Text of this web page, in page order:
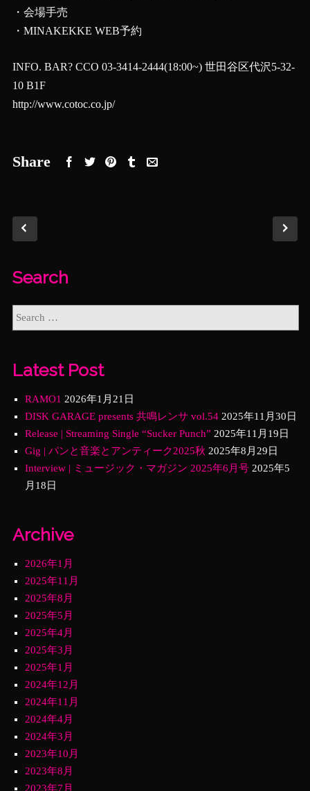
・会場手売
・MINAKEKKE WEB予約
INFO. BAR? CCO 03-3414-2444(18:00~) 世田谷区代沢5-32-
10 B1F
http://www.cotoc.co.jp/
Share
Search
Latest Post
RAMO1 2026年1月21日
DISK GARAGE presents 共鳴レンサ vol.54 2025年11月30日
Release | Streaming Single “Sucker Punch” 2025年11月19日
Gig | パンと音楽とアンティーク2025秋 2025年8月29日
Interview | ミュージック・マガジン 2025年6月号 2025年5
月18日
Archive
2026年1月
2025年11月
2025年8月
2025年5月
2025年4月
2025年3月
2025年1月
2024年12月
2024年11月
2024年4月
2024年3月
2023年10月
2023年8月
2023年7月